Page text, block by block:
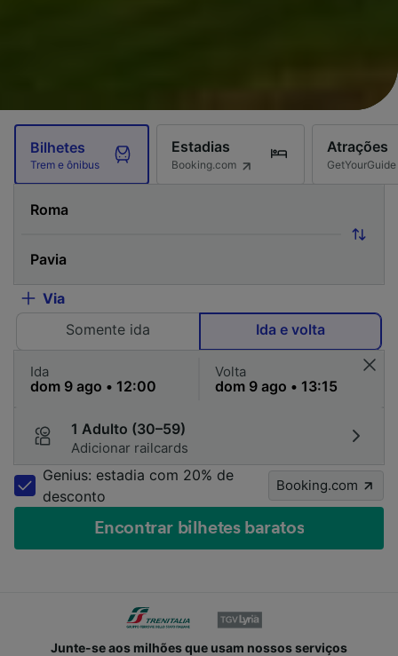
Bilhetes
Trem e ônibus
Estadias
Booking.com
Atrações
GetYourGuide
Via
Somente ida
Ida e volta
Ida Volta
1 Adulto (30–59)
Adicionar railcards
Genius: estadia com 20% de
desconto
Booking.com
Encontrar bilhetes baratos
Junte-se aos milhões que usam nossos serviços